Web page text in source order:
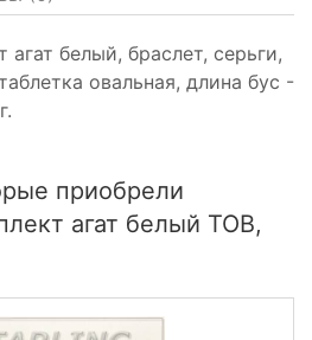
белый, браслет, серьги,
овальная, длина бус -
приобрели
агат белый ТОВ,